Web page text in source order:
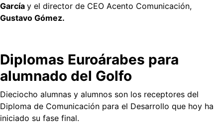
García y el director de CEO Acento Comunicación,
Gustavo Gómez.
Diplomas Euroárabes para
alumnado del Golfo
Dieciocho alumnas y alumnos son los receptores del
Diploma de Comunicación para el Desarrollo que hoy ha
iniciado su fase final.